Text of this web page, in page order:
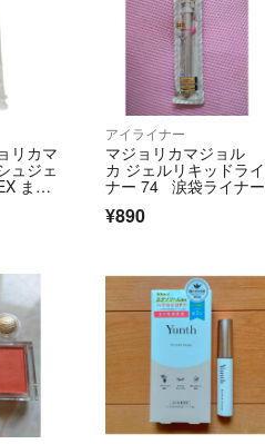
リカマ
ュジェ
まつ
アイライナー
マジョリカマジョル
カ ジェルリキッドライ
ナー 74 涙袋ライナー
¥890